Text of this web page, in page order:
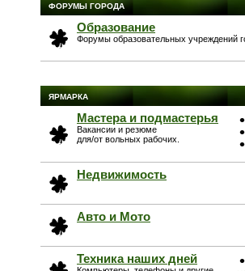
ФОРУМЫ ГОРОДА
Образование
Форумы образовательных учреждений
ЯРМАРКА
Мастера и подмастерья
Вакансии и резюме
для/от вольных рабочих.
Недвижимость
Авто и Мото
Техника наших дней